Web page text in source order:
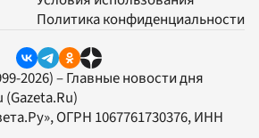
Политика конфиденциальности
2026) – Главные новости дня
(Gazeta.Ru)
, ОГРН 1067761730376, ИНН